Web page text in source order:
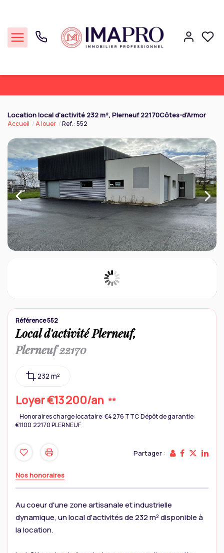
Professionnel
Cession Entreprise
Notre agence
Réalisations
Contact
Location local d'activité 232 m², Plerneuf 22170Côtes-d'Armor
Accueil A louer Ref. : 552
Référence 552
Local d'activité Plerneuf,
Plerneuf 22170
232 m²
Loyer €13 200/an **
Honoraires charge locataire: €4 276 TTCDépôt de garantie:
€1 100 22170 PLERNEUF
Partager :
Nos honoraires
Au coeur d'une zone artisanale et industrielle
dynamique, un local d'activités de 232 m² disponible à
la location.